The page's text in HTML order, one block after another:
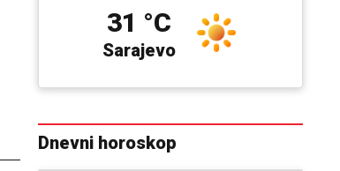
Sarajevo
31 °C
Dnevni horoskop